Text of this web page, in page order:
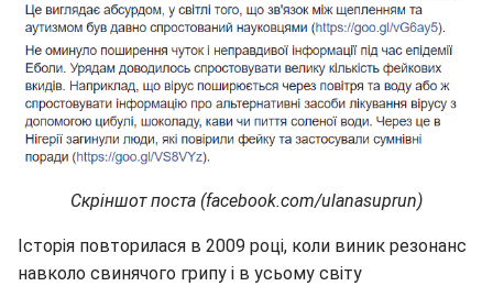
Скріншот поста (facebook.com/ulanasuprun)
Історія повторилася в 2009 році, коли виник резонанс
навколо свинячого грипу і в усьому світу